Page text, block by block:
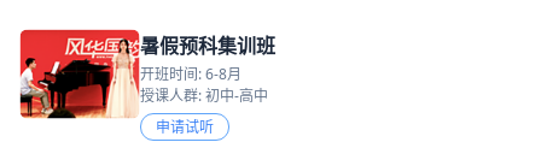
暑假预科集训班
开班时间: 6-8月
授课人群: 初中-高中
申请试听